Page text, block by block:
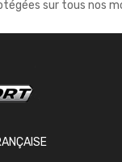
sur tous nos